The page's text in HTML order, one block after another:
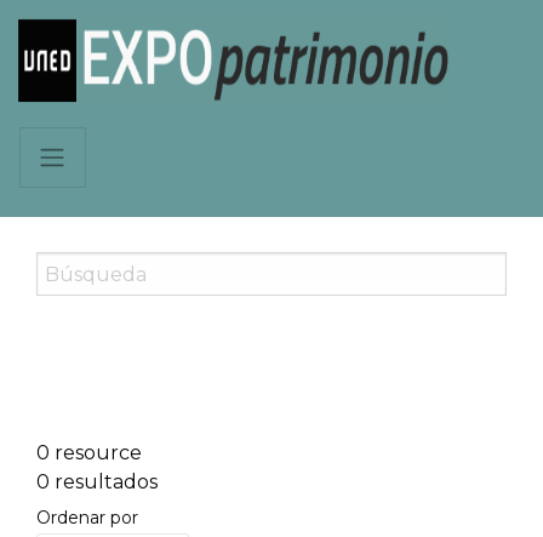
0 resource
0 resultados
Ordenar por